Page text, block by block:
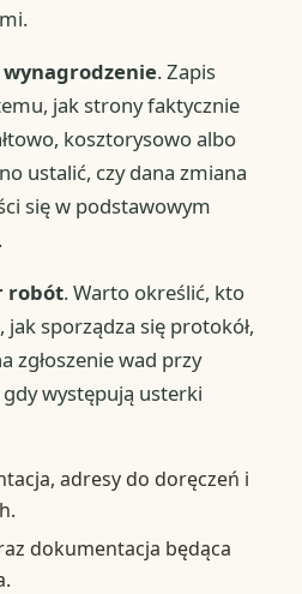
wynagrodzenie. Zapis
jak strony faktycznie
kosztorysowo albo
ustalić, czy dana zmiana
się w podstawowym
robót. Warto określić, kto
sporządza się protokół,
zgłoszenie wad przy
występują usterki
adresy do doręczeń i
dokumentacja będąca